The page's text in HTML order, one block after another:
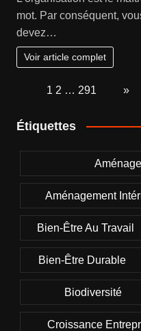
mot. Par conséquent,
devez…
Voir article complet
1 2 … 291 »
Étiquettes
Aménagement
Bien-Être Au Travail
Bien-Être Durable
Biodiversité
Croissance